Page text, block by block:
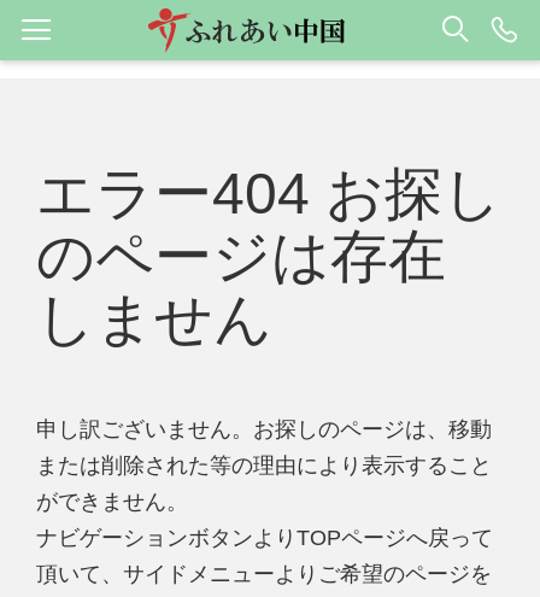
エラー404 お探し
のページは存在
しません
申し訳ございません。お探しのページは、移動
または削除された等の理由により表示すること
ができません。
ナビゲーションボタンよりTOPページへ戻って
頂いて、サイドメニューよりご希望のページを